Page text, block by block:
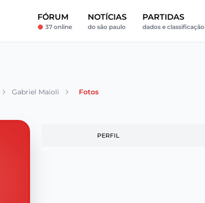
FÓRUM
37 online
NOTÍCIAS
do são paulo
PARTIDAS
dados e classificação
Gabriel Maioli Fotos
PERFIL